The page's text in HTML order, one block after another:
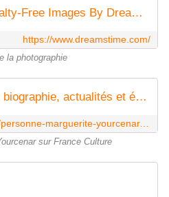
Stock Photos And Royalty-Free Images By Dreamstime
https://www.dreamstime.com/
la photographie
Marguerite Yourcenar : biographie, actualités et émissions France Culture
https://www.franceculture.fr/personne-marguerite-yourcenar.html
sur France Culture